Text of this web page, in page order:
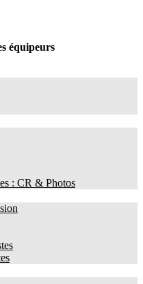
équipeurs
: CR & Photos